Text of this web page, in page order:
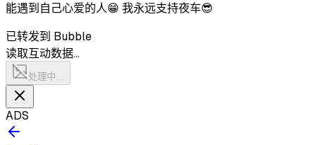
能遇到自己心爱的人😁 我永远支持夜车😎
已转发到 Bubble
读取互动数据…
处理中…
ADS